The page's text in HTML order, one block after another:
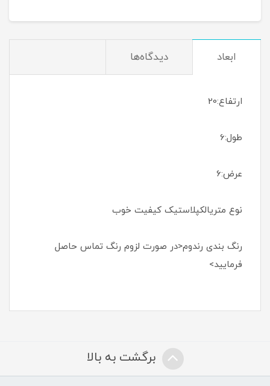
ابعاد دیدگاه‌ها
ارتفاع:20
طول:6
عرض:6
نوع متریالکپلاستیک کیفیت خوب
رنگ بندی رندوم<در صورت لزوم رنگ تماس حاصل
فرمایید>
برگشت به بالا